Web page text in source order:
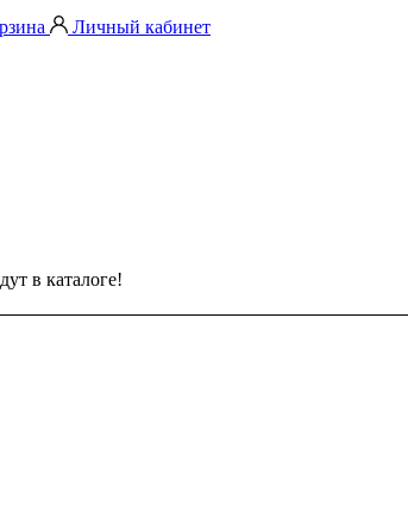
Личный кабинет
в каталоге!